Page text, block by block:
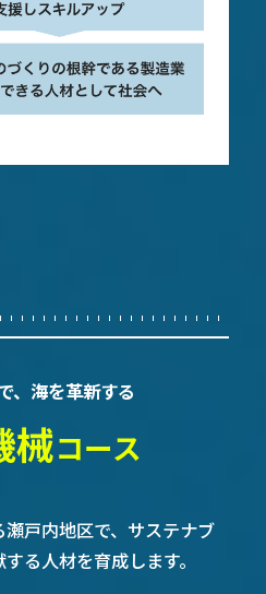
、海を革新する
械コース
戸内地区で、 サステナブ
る人材を育成します。